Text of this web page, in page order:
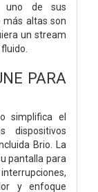
uno de sus
más altas son
un stream
PARA
simplifica el
dispositivos
Brio. La
pantalla para
y enfoque